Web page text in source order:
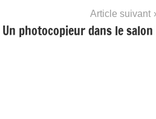
Article suivant
Un photocopieur dans le salon